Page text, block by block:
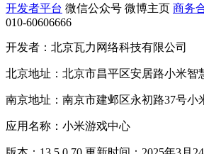
开发者平台 微信公众号 微博主页 商务
010-60606666
开发者：北京瓦力网络科技有限公司
北京地址：北京市昌平区安居路小米智
南京地址：南京市建邺区永初路37号小
应用名称：小米游戏中心